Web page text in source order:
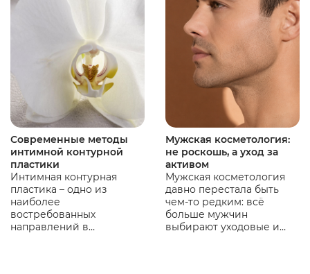
Современные методы
интимной контурной
пластики
Интимная контурная
пластика – одно из
наиболее
востребованных
направлений в
Мужская косметология:
не роскошь, а уход за
активом
Мужская косметология
давно перестала быть
чем-то редким: всё
больше мужчин
выбирают уходовые и